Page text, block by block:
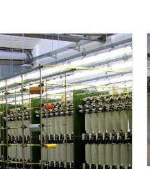
DETAILS